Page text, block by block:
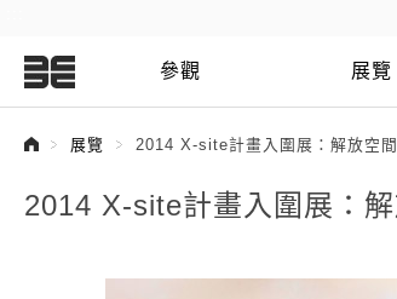
參觀 展覽
展覽 2014 X-site計畫入圍展：解放空
2014 X-site計畫入圍展：